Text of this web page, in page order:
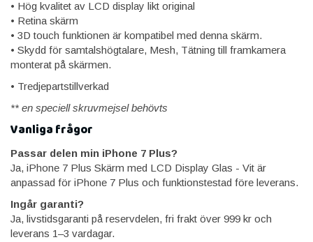
• Hög kvalitet av LCD display likt original
• Retina skärm
• 3D touch funktionen är kompatibel med denna skärm.
• Skydd för samtalshögtalare, Mesh, Tätning till framkamera
monterat på skärmen.
• Tredjepartstillverkad
** en speciell skruvmejsel behövts
Vanliga frågor
Passar delen min iPhone 7 Plus?
Ja, iPhone 7 Plus Skärm med LCD Display Glas - Vit är
anpassad för iPhone 7 Plus och funktionstestad före leverans.
Ingår garanti?
Ja, livstidsgaranti på reservdelen, fri frakt över 999 kr och
leverans 1–3 vardagar.